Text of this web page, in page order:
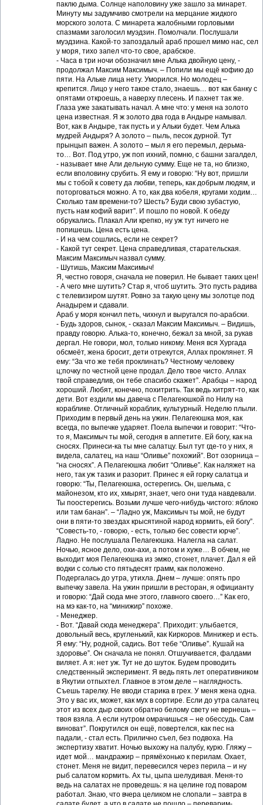
паклю дыма. Солнце наполовину уже зашло за минарет.
Минуту мы задумчиво смотрели на мерцание жидкого
морского золота. С минарета жалобными горловыми
спазмами заголосил муэдзин. Помолчали. Послушали
муэдзина. Какой-то запоздалый араб прошел мимо нас, сел
у моря, тихо запел что-то свое, арабское.
- Часа в три ночи обозначил мне Алька двойную цену, -
продолжал Максим Максимыч. – Попили мы ещё кофию до
пяти. На Альке лица нету. Уморился. Но молодец –
крепится. Лицо у него такое стало, знаешь… вот как банку с
опятами откроешь, а наверху плесень. И пахнет так же.
Глаза уже закатывать начал. А мне что: у меня на золото
цена известная. Я ж золото два года в Андыре намывал.
Вот, как в Андыре, так пусть и у Альки будет. Чем Алька
мудрей Андыря? А золото – пыль, песок дурной. Тут
прынцып важен. А золото – мыл я его перемыл, дерьма-
то… Вот. Под утро, уж поп ихний, помню, с башни загалдел,
- называет мне Али дельную сумму. Еще не та, но близко,
если вполовину срубить. Я ему и говорю: “Ну вот, пришли
мы с тобой к совету да любви, теперь, как добрым людям, и
поторговаться можно. А то, как два кобеля, кругами ходим…
Сколько там времени-то? Шесть? Буди свою зубастую,
пусть нам кофий варит”. И пошло по новой. К обеду
обрукались. Плакал Али крепко, ну уж тут ничего не
попишешь. Цена есть цена.
- И на чем сошлись, если не секрет?
- Какой тут секрет. Цена справедливая, старательская.
Максим Максимыч назвал сумму.
- Шутишь, Максим Максимыч!
Я, честно говоря, сначала не поверил. Не бывает таких цен!
- А чего мне шутить? Стар я, чтоб шутить. Это пусть радива
с телевизиром шутят. Ровно за такую цену мы золотце под
Анадырем и сдавали.
Араб у моря кончил петь, чихнул и выругался по-арабски.
- Будь здоров, сынок, - сказал Максим Максимыч. – Видишь,
правду говорю. Алька-то, конечно, бежал за мной, за рукав
дергал. Не говори, мол, только никому. Меня вся Хургада
обсмеёт, жена бросит, дети отрекутся, Аллах проклянет. Я
ему: “За что же тебя проклинать? Честному человеку
ц;почку по честной цене продал. Дело твое чисто. Аллах
твой справедлив, он тебе спасибо скажет”. Арабцы – народ
хороший. Любят, конечно, похитрить. Так ведь хитрят-то, как
дети. Вот ездили мы давеча с Пелагеюшкой по Нилу на
кораблике. Отличный кораблик, культурный. Неделю плыли.
Приходим в первый день на ужин. Пелагеюшка моя, как
всегда, по выпечке ударяет. Поела выпечки и говорит: “Что-
то я, Максимыч ты мой, сегодня в аппетите. Ей богу, как на
сносях. Принеси-ка ты мне салатцу. Был тут где-то у них, я
видела, салатец, на наш “Оливье” похожий”. Вот озорница –
“на сносях”. А Пелагеюшка любит “Оливье”. Как наляжет на
него, так уж тазик и разорит. Принес я ей горку салатца и
говорю: “Ты, Пелагеюшка, остерегись. Он, шельма, с
майонезом, кто их, хмырят, знает, чего они туда навдевали.
Ты поостерегись. Возьми лучше чего-нибудь чистого: яблоко
или там банан”. – “Ладно уж, Максимыч ты мой, не будут
они в пяти-то звездах крысятиной народ кормить, ей богу”.
“Совесть-то, - говорю, - есть, только бес совести юрче”.
Ладно. Не послушала Пелагеюшка. Налегла на салат.
Ночью, ясное дело, охи-ахи, а потом и хуже… В обчем, не
выходит моя Пелагеюшка из эмжо, стонет, плачет. Дал я ей
водки с солью сто пятьдесят грамм, как положено.
Подергалась до утра, утихла. Днем – лучше: опять про
выпечку завела. На ужин пришли в ресторан, я официанту
и говорю: “Дай сюда мне этого, главного своего…” Как его,
на мэ как-то, на “минижир” похоже.
- Менеджер.
- Вот. “Давай сюда менеджера”. Приходит: улыбается,
довольный весь, кругленький, как Киркоров. Минижер и есть.
Я ему: “Ну, родной, садись. Вот тебе “Оливье”. Кушай на
здоровье”. Он сначала не понял. Отшучивается, фалдами
виляет. А я: нет уж. Тут не до шуток. Будем проводить
следственный эксперимент. Я ведь пять лет оперативником
в Якутии отпыхтел. Главное в этом деле – наглядность.
Съешь тарелку. Не вводи старика в грех. У меня жена одна.
Это у вас их, может, как мух в сортире. Если до утра салатец
этот из всех дыр своих обратно белому свету не вернешь –
твоя взяла. А если нутром омрачишься – не обессудь. Сам
виноват”. Покрутился он ещё, повертелся, как пес на
падали, - стал есть. Прилично съел, без подвоха. На
экспертизу хватит. Ночью выхожу на палубу, курю. Гляжу –
идет мой… мандражир – прямёхонько к перилам. Охает,
стонет. Меня не видит, перевесился через перила – и ну
рыб салатом кормить. Ах ты, цыпа шелудивая. Меня-то
ведь на салатах не проведешь: я на целине год поваром
работал. Знаю, что вчера целиком не слопали – завтра в